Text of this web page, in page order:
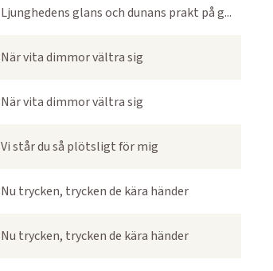
Ljunghedens glans och dunans prakt på g...
När vita dimmor vältra sig
När vita dimmor vältra sig
Vi står du så plötsligt för mig
Nu trycken, trycken de kära händer
Nu trycken, trycken de kära händer